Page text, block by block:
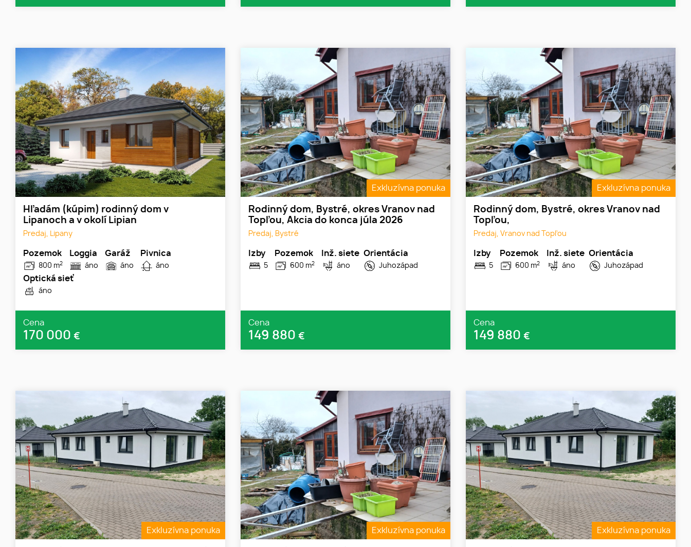
Hľadám (kúpim) rodinný dom v
Lipanoch a v okolí Lipian
Predaj, Lipany
Pozemok
800 m2
Loggia
áno
Garáž
áno
Pivnica
áno
Optická sieť
áno
Cena
170 000 €
Exkluzívna ponuka
Rodinný dom, Bystré, okres Vranov nad
Topľou, Akcia do konca júla 2026
Predaj, Bystré
Izby
5
Pozemok
600 m2
Inž. siete
áno
Orientácia
Juhozápad
Cena
149 880 €
Exkluzívna ponuka
Rodinný dom, Bystré, okres Vranov nad
Topľou,
Predaj, Vranov nad Topľou
Izby
5
Pozemok
600 m2
Inž. siete
áno
Orientácia
Juhozápad
Cena
149 880 €
Exkluzívna ponuka Exkluzívna ponuka Exkluzívna ponuka